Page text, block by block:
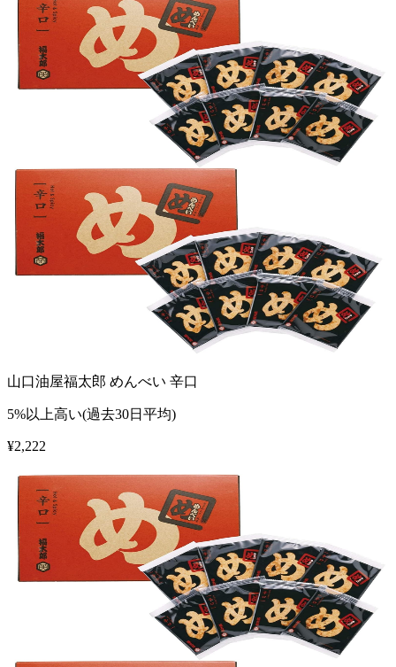
山口油屋福太郎 めんべい 辛口
5%以上高い(過去30日平均)
¥2,222